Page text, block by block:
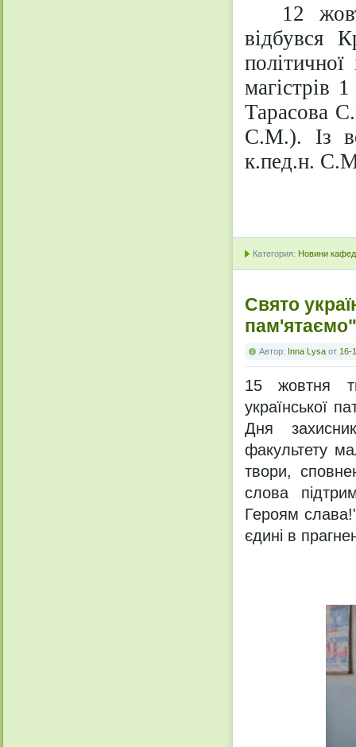
12
відбувся
магістрів
Тарасова
С.М.). Із
к.пед.н.
Категория: Новини
Свято
пам'ятаємо"
Автор: Inna Lysa от 16-
15 жовтня
української
Дня
факультету
твори,
слова
Героям
єдині в